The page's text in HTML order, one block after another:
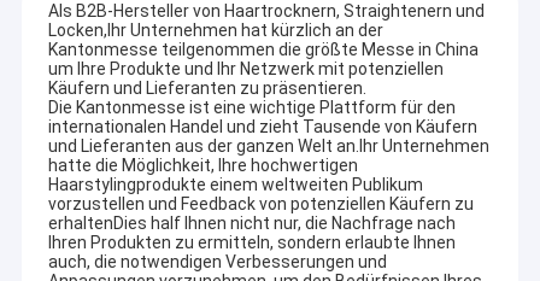
Als B2B-Hersteller von Haartrocknern, Straightenern und
Locken,Ihr Unternehmen hat kürzlich an der
Kantonmesse teilgenommen die größte Messe in China
um Ihre Produkte und Ihr Netzwerk mit potenziellen
Käufern und Lieferanten zu präsentieren.
Die Kantonmesse ist eine wichtige Plattform für den
internationalen Handel und zieht Tausende von Käufern
und Lieferanten aus der ganzen Welt an.Ihr Unternehmen
hatte die Möglichkeit, Ihre hochwertigen
Haarstylingprodukte einem weltweiten Publikum
vorzustellen und Feedback von potenziellen Käufern zu
erhaltenDies half Ihnen nicht nur, die Nachfrage nach
Ihren Produkten zu ermitteln, sondern erlaubte Ihnen
auch, die notwendigen Verbesserungen und